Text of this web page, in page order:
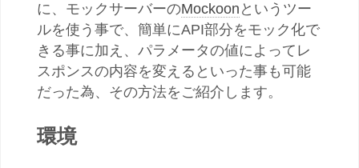
に、 モックサーバーのMockoon というツー
ルを使う事で、簡単にAPI部分をモック化で
きる事に加え、パラメータの値によって レ
スポンスの内容を変えるといった事も可能
だった為、その方法をご紹介します。
環境